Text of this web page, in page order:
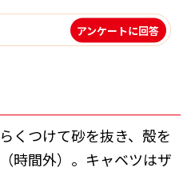
ストレートつゆ
茶碗蒸し アンケートに回答
くつけて砂を抜き、殻を
時間外）。キャベツはザ